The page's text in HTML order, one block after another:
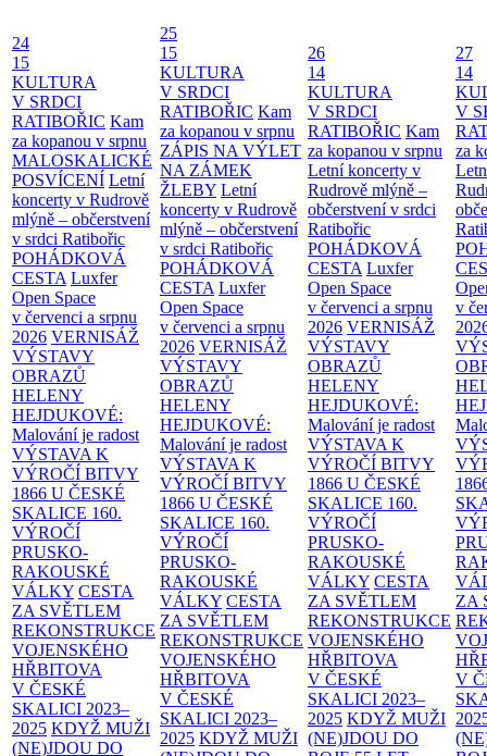
24
15
KULTURA
V SRDCI
RATIBOŘIC Kam
za kopanou v srpnu
MALOSKALICKÉ
POSVÍCENÍ Letní
koncerty v Rudrově
mlýně – občerstvení
v srdci Ratibořic
POHÁDKOVÁ
CESTA Luxfer
Open Space
v červenci a srpnu
2026 VERNISÁŽ
VÝSTAVY
OBRAZŮ
HELENY
HEJDUKOVÉ:
Malování je radost
VÝSTAVA K
VÝROČÍ BITVY
1866 U ČESKÉ
SKALICE 160.
VÝROČÍ
PRUSKO-
RAKOUSKÉ
VÁLKY CESTA
ZA SVĚTLEM
REKONSTRUKCE
VOJENSKÉHO
HŘBITOVA
V ČESKÉ
SKALICI 2023–
2025 KDYŽ MUŽI
(NE)JDOU DO
25
15
KULTURA
V SRDCI
RATIBOŘIC Kam
za kopanou v srpnu
ZÁPIS NA VÝLET
NA ZÁMEK
ŽLEBY Letní
koncerty v Rudrově
mlýně – občerstvení
v srdci Ratibořic
POHÁDKOVÁ
CESTA Luxfer
Open Space
v červenci a srpnu
2026 VERNISÁŽ
VÝSTAVY
OBRAZŮ
HELENY
HEJDUKOVÉ:
Malování je radost
VÝSTAVA K
VÝROČÍ BITVY
1866 U ČESKÉ
SKALICE 160.
VÝROČÍ
PRUSKO-
RAKOUSKÉ
VÁLKY CESTA
ZA SVĚTLEM
REKONSTRUKCE
VOJENSKÉHO
HŘBITOVA
V ČESKÉ
SKALICI 2023–
2025 KDYŽ MUŽI
26
14
KULTURA
V SRDCI
RATIBOŘIC Kam
za kopanou v srpnu
Letní koncerty v
Rudrově mlýně –
občerstvení v srdci
Ratibořic
POHÁDKOVÁ
CESTA Luxfer
Open Space
v červenci a srpnu
2026 VERNISÁŽ
VÝSTAVY
OBRAZŮ
HELENY
HEJDUKOVÉ:
Malování je radost
VÝSTAVA K
VÝROČÍ BITVY
1866 U ČESKÉ
SKALICE 160.
VÝROČÍ
PRUSKO-
RAKOUSKÉ
VÁLKY CESTA
ZA SVĚTLEM
REKONSTRUKCE
VOJENSKÉHO
HŘBITOVA
V ČESKÉ
SKALICI 2023–
2025 KDYŽ MUŽI
(NE)JDOU DO
27
14
V
za
v
ZA
V